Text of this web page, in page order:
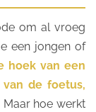
om al vroeg
een jongen of
hoek van een
de foetus,
Maar hoe werkt